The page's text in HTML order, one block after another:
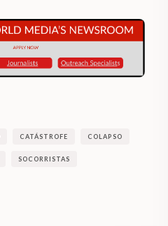
CATÁSTROFE COLAPSO
SOCORRISTAS